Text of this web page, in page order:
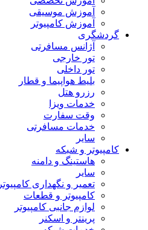
آموزش موسیقی
آموزش کامپیوتر
گردشگری
آژانس مسافرتی
تور خارجی
تور داخلی
بلیط هواپیما و قطار
رزرو هتل
خدمات ویزا
وقت سفارت
خدمات مسافرتی
سایر
کامپیوتر و شبکه
هاستینگ و دامنه
سایر
تعمیر و نگهداری کامپیوتر
کامپیوتر و قطعات
لوازم جانبی کامپیوتر
پرینتر و اسکنر